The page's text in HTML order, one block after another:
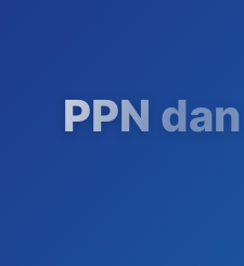
PPN